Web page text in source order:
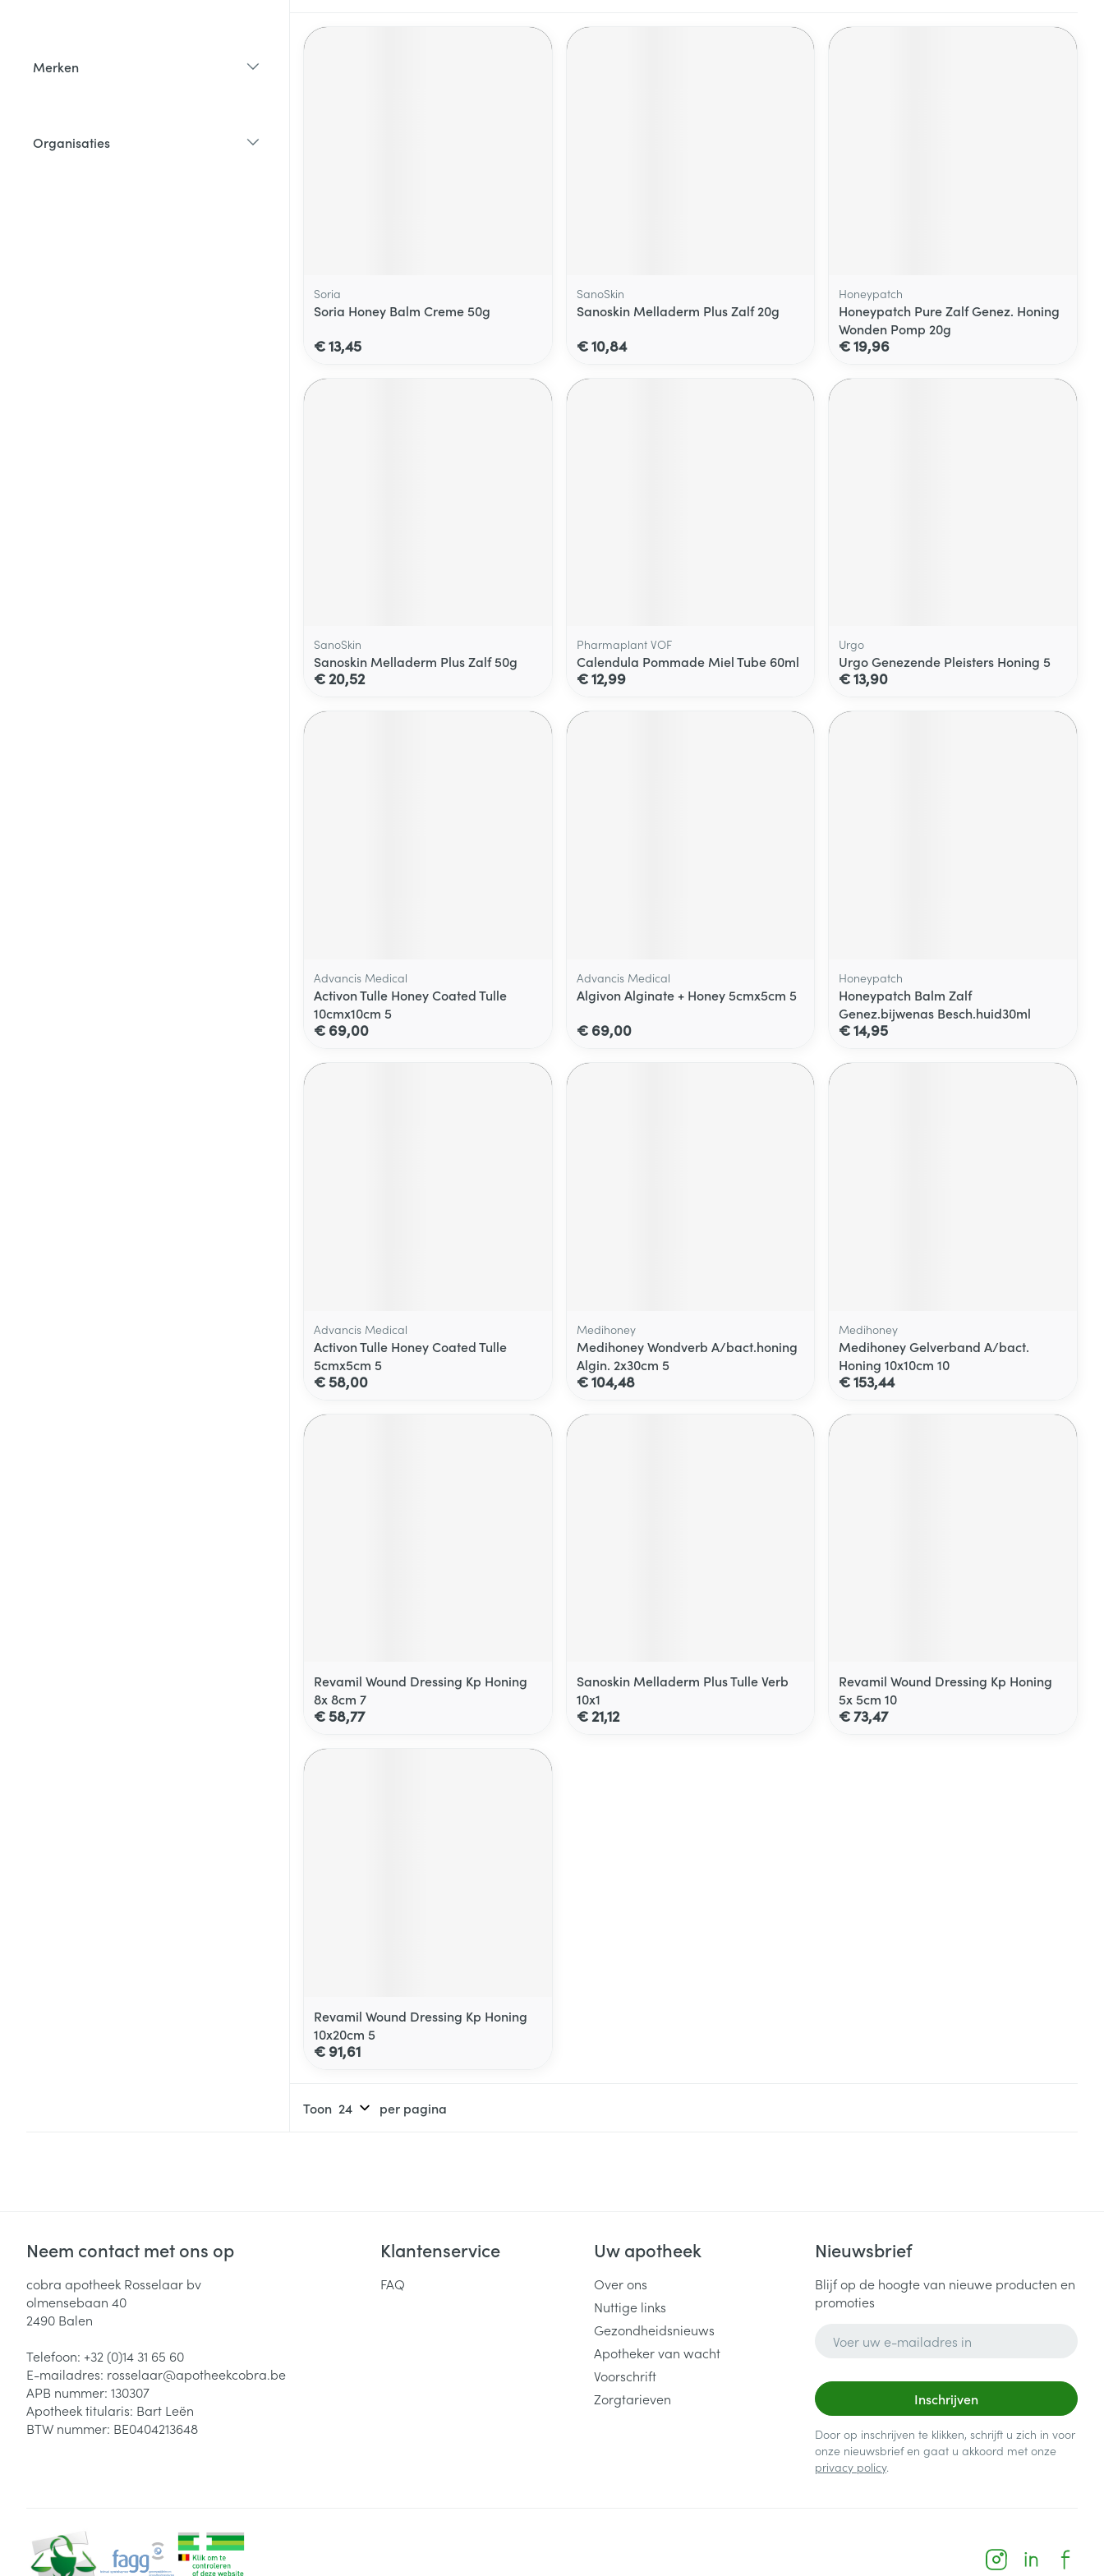
Merken
Organisaties
Soria
Soria Honey Balm Creme 50g
€ 13,45
SanoSkin
Sanoskin Melladerm Plus Zalf 20g
€ 10,84
Honeypatch
Honeypatch Pure Zalf Genez. Honing
Wonden Pomp 20g
€ 19,96
SanoSkin
Sanoskin Melladerm Plus Zalf 50g
€ 20,52
Pharmaplant VOF
Calendula Pommade Miel Tube 60ml
€ 12,99
Urgo
Urgo Genezende Pleisters Honing 5
€ 13,90
Advancis Medical
Activon Tulle Honey Coated Tulle
10cmx10cm 5
€ 69,00
Advancis Medical
Algivon Alginate + Honey 5cmx5cm 5
€ 69,00
Honeypatch
Honeypatch Balm Zalf
Genez.bijwenas Besch.huid30ml
€ 14,95
Advancis Medical
Activon Tulle Honey Coated Tulle
5cmx5cm 5
€ 58,00
Medihoney
Medihoney Wondverb A/bact.honing
Algin. 2x30cm 5
€ 104,48
Medihoney
Medihoney Gelverband A/bact.
Honing 10x10cm 10
€ 153,44
Revamil Wound Dressing Kp Honing
8x 8cm 7
€ 58,77
Sanoskin Melladerm Plus Tulle Verb
10x1
€ 21,12
Revamil Wound Dressing Kp Honing
5x 5cm 10
€ 73,47
Revamil Wound Dressing Kp Honing
10x20cm 5
€ 91,61
Toon per pagina
Neem contact met ons op
cobra apotheek Rosselaar bv
olmensebaan 40
2490 Balen
Telefoon: +32 (0)14 31 65 60
E-mailadres: rosselaar@apotheekcobra.be
APB nummer: 130307
Apotheek titularis: Bart Leën
BTW nummer: BE0404213648
Klantenservice
FAQ
Uw apotheek
Over ons
Nuttige links
Gezondheidsnieuws
Apotheker van wacht
Voorschrift
Zorgtarieven
Nieuwsbrief
Blijf op de hoogte van nieuwe producten en
promoties
Inschrijven
Door op inschrijven te klikken, schrijft u zich in voor
onze nieuwsbrief en gaat u akkoord met onze
privacy policy.